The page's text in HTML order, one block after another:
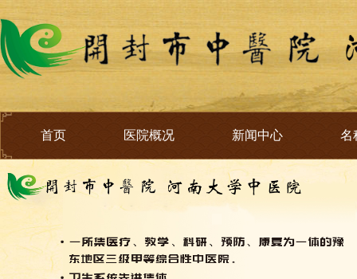
首页 医院概况 新闻中心 名